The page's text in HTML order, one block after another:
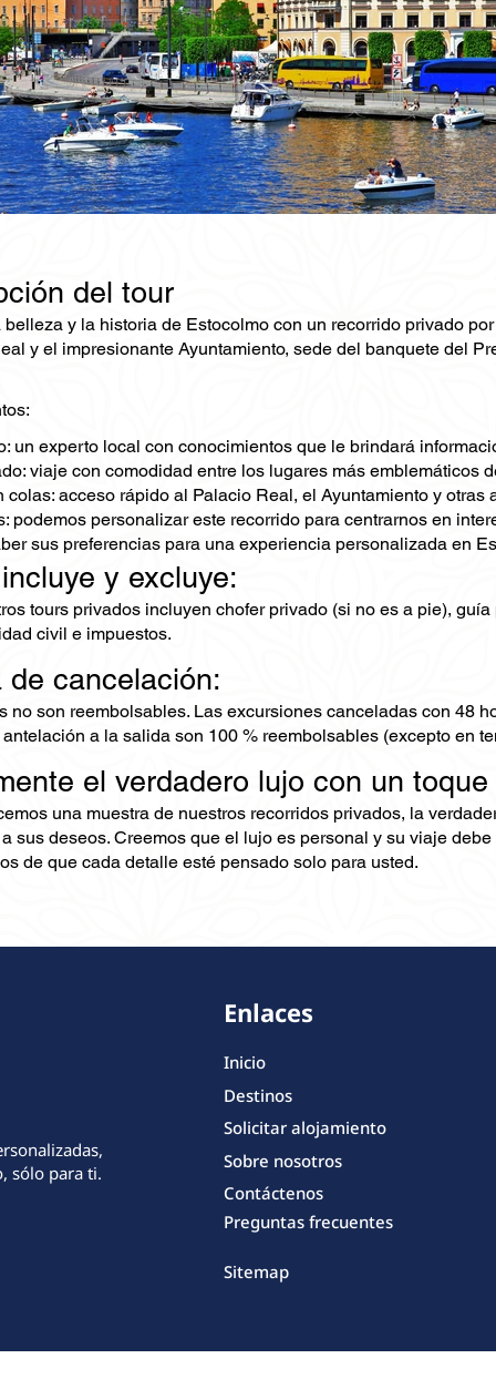
del tour
y la historia de Estocolmo con un recorrido privado
y el impresionante Ayuntamiento, sede del banquete del
un experto local con conocimientos que le brindará
viaje con comodidad entre los lugares más emblemáticos
colas: acceso rápido al Palacio Real, el Ayuntamiento y otras
podemos personalizar este recorrido para centrarnos en
sus preferencias para una experiencia personalizada en
y excluye:
tours privados incluyen chofer privado (si no es a pie),
civil e impuestos.
de cancelación:
no son reembolsables. Las excursiones canceladas con 48
a la salida son 100 % reembolsables (excepto en
el verdadero lujo con un
una muestra de nuestros recorridos privados, la
sus deseos. Creemos que el lujo es personal y su viaje
de que cada detalle esté pensado solo para usted.
sólo para ti.
Enlaces
Inicio
Destinos
Solicitar alojamiento
Sobre nosotros
Contáctenos
Preguntas frecuentes
Sitemap